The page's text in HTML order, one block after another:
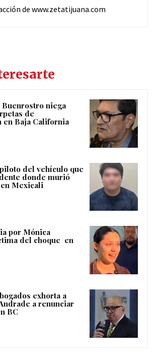
de www.zetatijuana.com
niega
de
en Baja California
del vehículo que
donde murió
Mexicali
por Mónica
del choque en
exhorta a
a renunciar
BC